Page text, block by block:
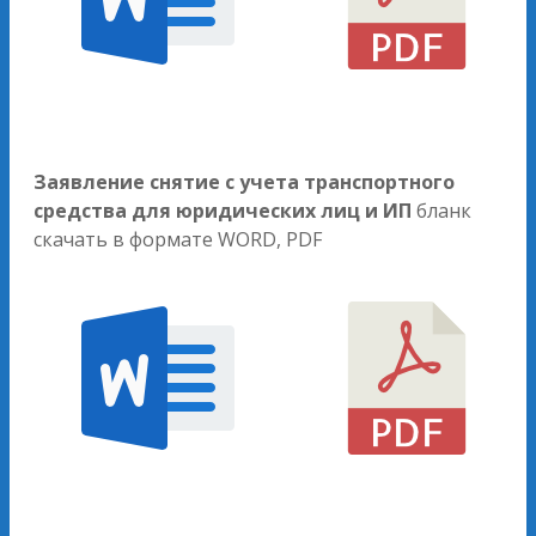
Заявление снятие с учета транспортного
средства для юридических лиц и ИП бланк
скачать в формате WORD, PDF